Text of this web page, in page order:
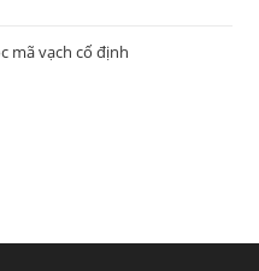
mã vạch cố định